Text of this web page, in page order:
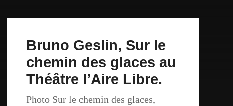
Bruno Geslin, Sur le
chemin des glaces au
Théâtre l’Aire Libre.
Photo Sur le chemin des glaces,